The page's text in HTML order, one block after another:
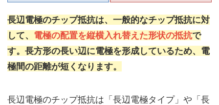
長辺電極のチップ抵抗は、一般的なチップ抵抗に対
して、 電極の配置を縦横入れ替えた形状の抵抗で
す。長方形の長い辺に電極を形成しているため、電
極間の距離が短くなります。
長辺電極のチップ抵抗は「長辺電極タイプ」や「長